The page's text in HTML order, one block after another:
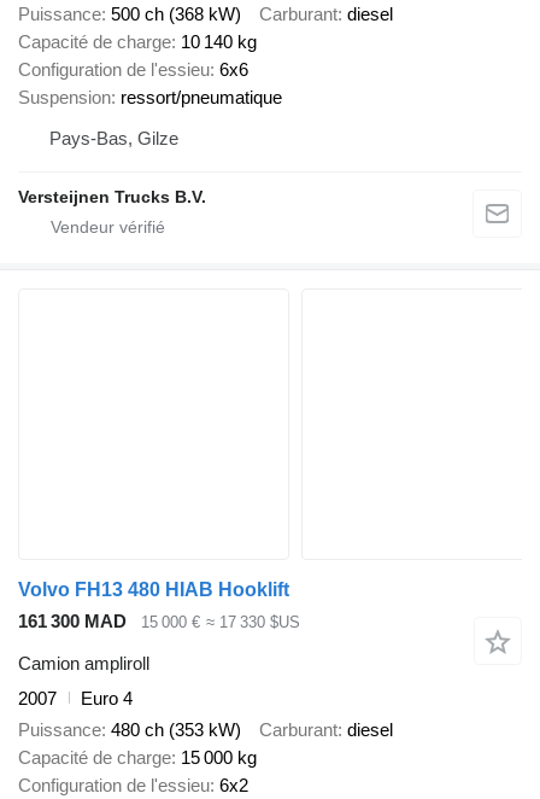
Puissance 500 ch (368 kW) Carburant diesel
Capacité de charge 10 140 kg
Configuration de l'essieu 6x6
Suspension ressort/pneumatique
Pays-Bas, Gilze
Versteijnen Trucks B.V.
Volvo FH13 480 HIAB Hooklift
161 300 MAD
15 000 € ≈ 17 330 $US
Camion ampliroll
2007
Euro 4
Puissance 480 ch (353 kW) Carburant diesel
Capacité de charge 15 000 kg
Configuration de l'essieu 6x2